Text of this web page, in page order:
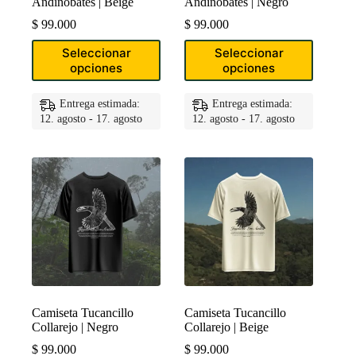
$ 99.000
Seleccionar
opciones
Este
producto
variantes.
Las
pueden
elegir
en
la
página
de
producto
Entrega estimada:
12. agosto - 17. agosto
$ 99.000
Seleccionar
opciones
Este
producto
variantes.
Las
pueden
página
de
producto
Entrega estimada:
12. agosto - 17. agosto
Camiseta Tucancillo
Collarejo | Negro
$ 99.000
Camiseta Tucancillo
Collarejo | Beige
$ 99.000